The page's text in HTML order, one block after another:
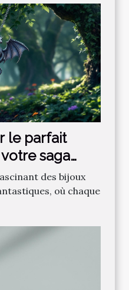
le parfait
saga
? des bijoux
où chaque